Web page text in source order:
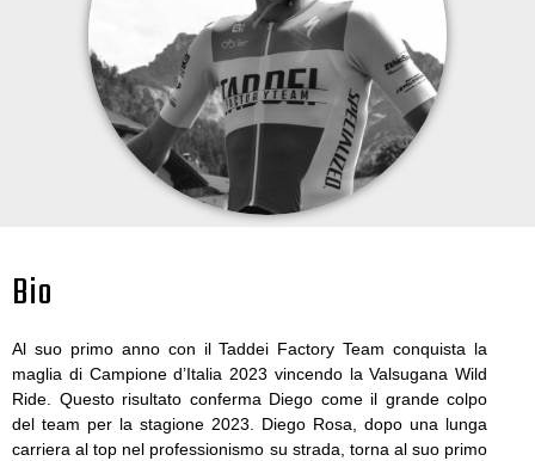
Bio
Al suo primo anno con il Taddei Factory Team conquista la
maglia di Campione d’Italia 2023 vincendo la Valsugana Wild
Ride. Questo risultato conferma Diego come il grande colpo
del team per la stagione 2023. Diego Rosa, dopo una lunga
carriera al top nel professionismo su strada, torna al suo primo